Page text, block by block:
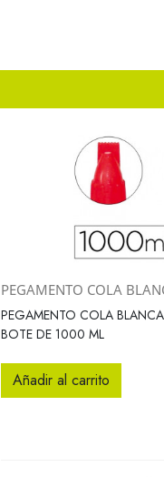
 Vista
PEGAMENTO COLA
PEGAMENTO COLA BLANCA
BOTE DE 1000 ML
Añadir al carrito